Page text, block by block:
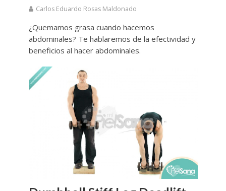
Carlos Eduardo Rosas Maldonado
¿Quemamos grasa cuando hacemos
abdominales? Te hablaremos de la efectividad y
beneficios al hacer abdominales.